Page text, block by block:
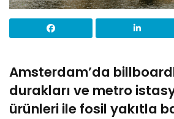
Amsterdam’da
durakları ve metro
ürünleri ile fosil yakıtla